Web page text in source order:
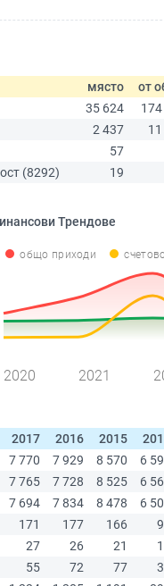
място от
35 624
2 437
57
(8292)
19
Трендове
общо приходи
2020 2021
2017 2016 2015